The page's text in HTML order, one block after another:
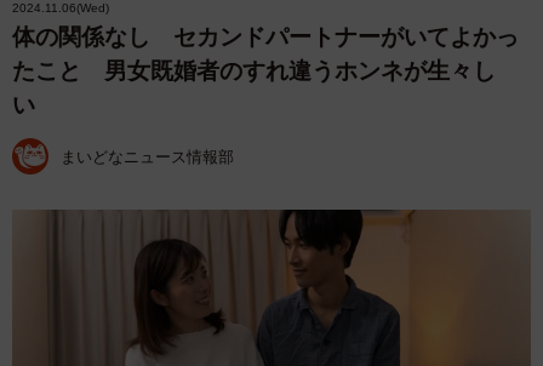
2024.11.06(Wed)
体の関係なし セカンドパートナーがいてよかっ
たこと 男女既婚者のすれ違うホンネが生々し
い
まいどなニュース情報部